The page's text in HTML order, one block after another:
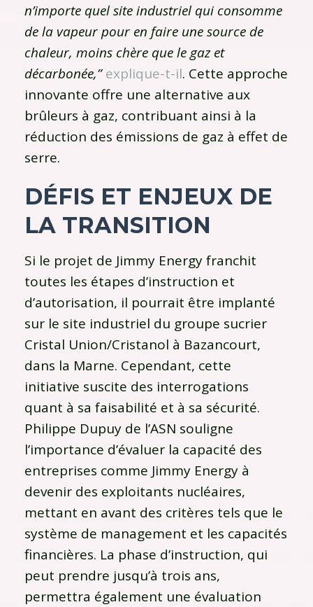
n’importe quel site industriel qui consomme
de la vapeur pour en faire une source de
chaleur, moins chère que le gaz et
décarbonée,” explique-t-il. Cette approche
innovante offre une alternative aux
brûleurs à gaz, contribuant ainsi à la
réduction des émissions de gaz à effet de
serre.
DÉFIS ET ENJEUX DE
LA TRANSITION
Si le projet de Jimmy Energy franchit
toutes les étapes d’instruction et
d’autorisation, il pourrait être implanté
sur le site industriel du groupe sucrier
Cristal Union/Cristanol à Bazancourt,
dans la Marne. Cependant, cette
initiative suscite des interrogations
quant à sa faisabilité et à sa sécurité.
Philippe Dupuy de l’ASN souligne
l’importance d’évaluer la capacité des
entreprises comme Jimmy Energy à
devenir des exploitants nucléaires,
mettant en avant des critères tels que le
système de management et les capacités
financières. La phase d’instruction, qui
peut prendre jusqu’à trois ans,
permettra également une évaluation